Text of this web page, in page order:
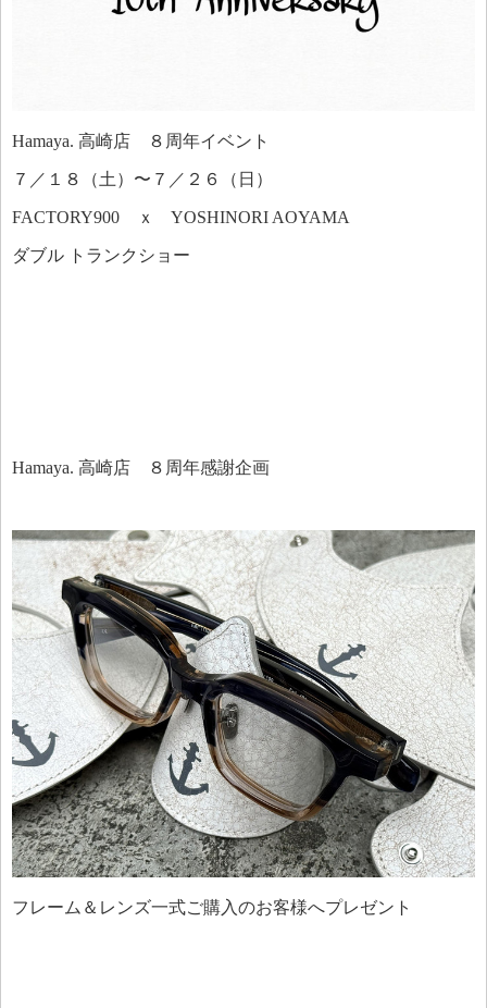
Hamaya. 高崎店 ８周年イベント
７／１８（土）〜７／２６（日）
FACTORY900 ｘ YOSHINORI AOYAMA
ダブル トランクショー
Hamaya. 高崎店 ８周年感謝企画
フレーム＆レンズ一式ご購入のお客様へプレゼント